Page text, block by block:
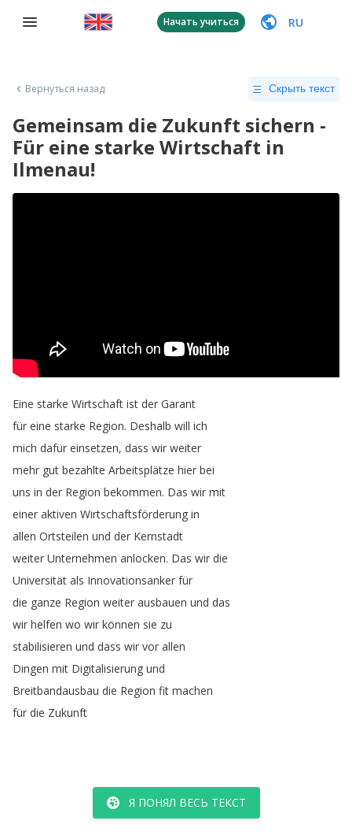
Начать учиться RU
Вернуться назад Скрыть текст
Gemeinsam die Zukunft sichern -
Für eine starke Wirtschaft in
Ilmenau!
Eine starke Wirtschaft ist der Garant
für eine starke Region. Deshalb will ich
mich dafür einsetzen, dass wir weiter
mehr gut bezahlte Arbeitsplätze hier bei
uns in der Region bekommen. Das wir mit
einer aktiven Wirtschaftsförderung in
allen Ortsteilen und der Kernstadt
weiter Unternehmen anlocken. Das wir die
Universität als Innovationsanker für
die ganze Region weiter ausbauen und das
wir helfen wo wir können sie zu
stabilisieren und dass wir vor allen
Dingen mit Digitalisierung und
Breitbandausbau die Region fit machen
für die Zukunft
Я ПОНЯЛ ВЕСЬ ТЕКСТ